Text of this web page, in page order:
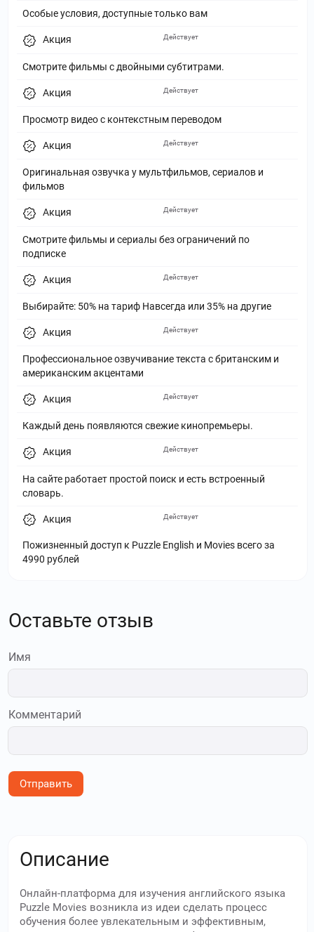
Особые условия, доступные только вам
Акция
Смотрите фильмы с двойными субтитрами.
Действует
Акция
Просмотр видео с контекстным переводом
Действует
Акция
Оригинальная озвучка у мультфильмов, сериалов и
фильмов
Действует
Акция
Смотрите фильмы и сериалы без ограничений по
подписке
Действует
Акция
Выбирайте: 50% на тариф Навсегда или 35% на другие
Действует
Акция
Профессиональное озвучивание текста с британским и
американским акцентами
Действует
Акция
Каждый день появляются свежие кинопремьеры.
Действует
Акция
На сайте работает простой поиск и есть встроенный
словарь.
Действует
Акция
Пожизненный доступ к Puzzle English и Movies всего за
4990 рублей
Действует
Оставьте отзыв
Имя
Комментарий
Отправить
Описание
Онлайн-платформа для изучения английского языка
Puzzle Movies возникла из идеи сделать процесс
обучения более увлекательным и эффективным,